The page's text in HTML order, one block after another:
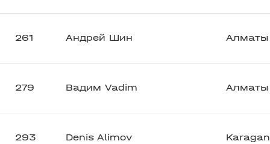
261 Андрей Шин Алматы
279 Вадим Vadim Алматы
293 Denis Alimov